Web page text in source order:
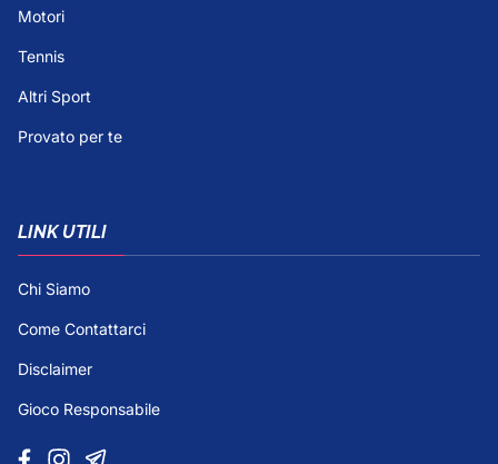
Motori
Tennis
Altri Sport
Provato per te
LINK UTILI
Chi Siamo
Come Contattarci
Disclaimer
Gioco Responsabile